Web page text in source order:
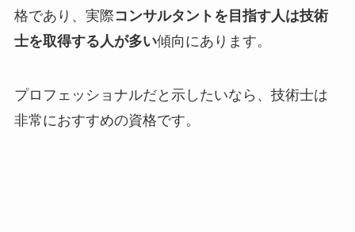
格であり、実際コンサルタントを目指す人は技術
士を取得する人が多い傾向にあります。
プロフェッショナルだと示したいなら、技術士は
非常におすすめの資格です。